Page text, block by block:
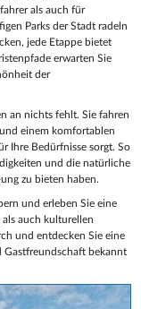
als auch für
Parks der Stadt radeln
jede Etappe bietet
erwarten Sie
der
an nichts fehlt. Sie fahren
einem komfortablen
Ihre Bedürfnisse sorgt. So
und die natürliche
zu bieten haben.
und erleben Sie eine
auch kulturellen
und entdecken Sie eine
Gastfreundschaft bekannt